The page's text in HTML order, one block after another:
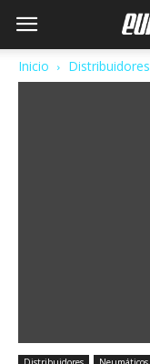
Inicio Distribuidores